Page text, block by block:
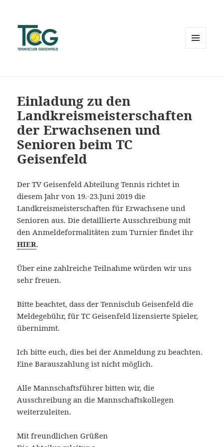
Einladung zu den
Landkreismeisterschaften
der Erwachsenen und
Senioren beim TC
Geisenfeld
Der TV Geisenfeld Abteilung Tennis richtet in
diesem Jahr von 19.-23.Juni 2019 die
Landkreismeisterschaften für Erwachsene und
Senioren aus. Die detaillierte Ausschreibung mit
den Anmeldeformalitäten zum Turnier findet ihr
HIER.
Über eine zahlreiche Teilnahme würden wir uns
sehr freuen.
Bitte beachtet, dass der Tennisclub Geisenfeld die
Meldegebühr, für TC Geisenfeld lizensierte Spieler,
übernimmt.
Ich bitte euch, dies bei der Anmeldung zu beachten.
Eine Barauszahlung ist nicht möglich.
Alle Mannschaftsführer bitten wir, die
Ausschreibung an die Mannschaftskollegen
weiterzuleiten.
Mit freundlichen Grüßen